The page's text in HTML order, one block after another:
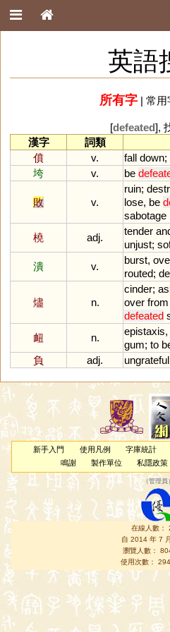
英語
所有字| 常用
[defeated],
漢字
詞類
僨
v. fall down;
垮
v. be
敗 v.
ruin;
lose, be
sabotage
橈
adj.
tender
unjust;
潰
v.
burst,
routed;
燼 n.
cinder;
over from
defeated
衄
n.
epistaxis,
gum; to
負
adj. ungrateful
新手入門 使用凡例 字庫統計
鳴謝
製作單位 私隱政策
（管理員 ）
在線人數：
自 2014 年 7
瀏覽人數：
使用次數：